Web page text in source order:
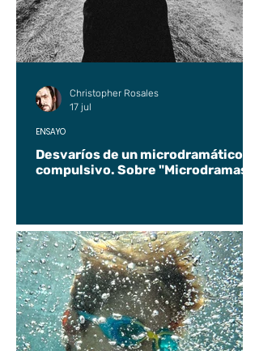
Desvaríos de un microdramático
compulsivo. Sobre "Microdramas".
ENSAYO
Christopher Rosales
17 jul